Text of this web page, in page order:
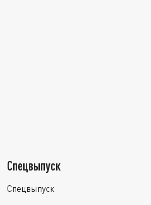
Спецвыпуск
Спецвыпуск